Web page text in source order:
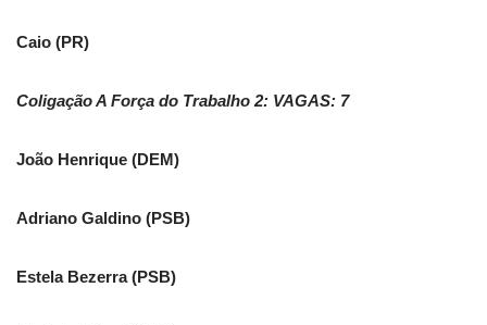
Caio (PR)
Coligação A Força do Trabalho 2: VAGAS: 7
João Henrique (DEM)
Adriano Galdino (PSB)
Estela Bezerra (PSB)